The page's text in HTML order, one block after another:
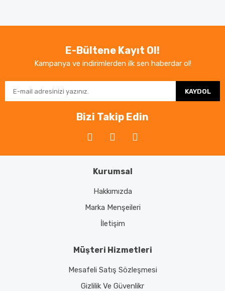
E-Bültene Kayıt Ol!
Kampanya ve indirimlerden ilk sen haberdar ol!
KAYDOL
Bizi Takip Edin
Kurumsal
Hakkımızda
Marka Menşeileri
İletişim
Müşteri Hizmetleri
Mesafeli Satış Sözleşmesi
Gizlilik Ve Güvenlikr